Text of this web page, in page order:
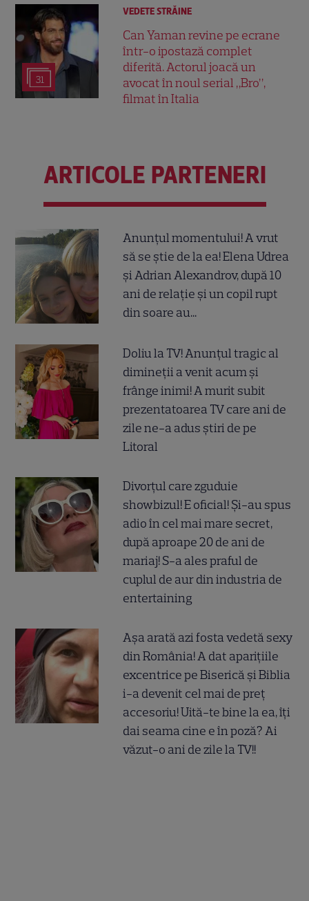
31
VEDETE STRĂINE
Can Yaman revine pe ecrane
într-o ipostază complet
diferită. Actorul joacă un
avocat în noul serial „Bro”,
filmat în Italia
ARTICOLE PARTENERI
Anunțul momentului! A vrut
să se știe de la ea! Elena Udrea
și Adrian Alexandrov, după 10
ani de relație și un copil rupt
din soare au...
Doliu la TV! Anunțul tragic al
dimineții a venit acum și
frânge inimi! A murit subit
prezentatoarea TV care ani de
zile ne-a adus știri de pe
Litoral
Divorțul care zguduie
showbizul! E oficial! Și-au spus
adio în cel mai mare secret,
după aproape 20 de ani de
mariaj! S-a ales praful de
cuplul de aur din industria de
entertaining
Așa arată azi fosta vedetă sexy
din România! A dat aparițiile
excentrice pe Biserică și Biblia
i-a devenit cel mai de preț
accesoriu! Uită-te bine la ea, îți
dai seama cine e în poză? Ai
văzut-o ani de zile la TV!!